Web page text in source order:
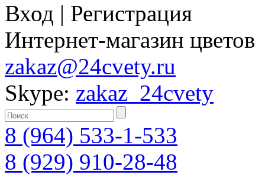
Вход | Регистрация
Интернет-магазин цветов
zakaz@24cvety.ru
Skype: zakaz_24cvety
8 (964) 533-1-533
8 (929) 910-28-48